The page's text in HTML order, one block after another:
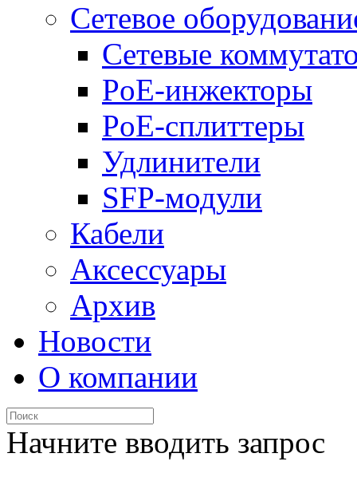
Сетевое
Сетевые
PoE-инжекторы
PoE-сплиттеры
Удлинители
SFP-модули
Кабели
Аксессуары
Архив
Новости
О компании
Начните вводить запрос